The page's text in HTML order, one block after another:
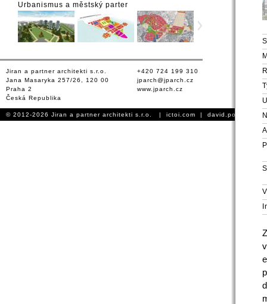
Urbanismus a městský parter
Jiran a partner architekti s.r.o.
Jana Masaryka 257/26, 120 00
Praha 2
Česká Republika
+420 724 199 310
jparch@jparch.cz
www.jparch.cz
© 2012-2026 Jiran a partner architekti s.r.o. | ictoi.com |